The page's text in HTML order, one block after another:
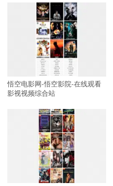
悟空电影网-悟空影院-在线观看
影视视频综合站